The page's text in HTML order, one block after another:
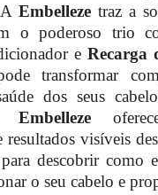
Embelleze traz a
o poderoso trio
e Recarga
transformar
dos seus
Embelleze
resultados visíveis
descobrir como
o seu cabelo e